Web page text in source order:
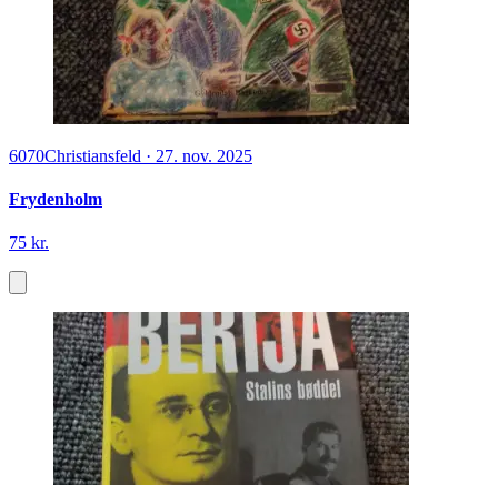
6070Christiansfeld · 27. nov. 2025
Frydenholm
75 kr.